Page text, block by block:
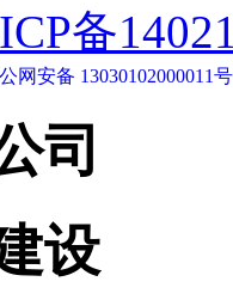
备
网安备 13030102000011号
司
设